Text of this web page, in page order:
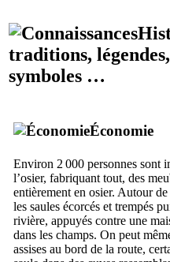
traditions,
symboles …
Économie
Environ 2 000 personnes sont
l’osier, fabriquant tout, des
entièrement en osier. Autour de
les saules écorcés et trempés
rivière, appuyés contre une
dans les champs. On peut
assises au bord de la route,